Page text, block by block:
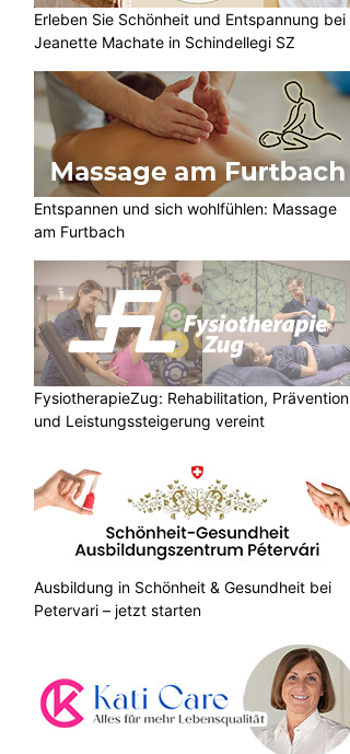
Erleben Sie Schönheit und Entspannung bei
Jeanette Machate in Schindellegi SZ
Entspannen und sich wohlfühlen: Massage
am Furtbach
FysiotherapieZug: Rehabilitation, Prävention
und Leistungssteigerung vereint
Ausbildung in Schönheit & Gesundheit bei
Petervari – jetzt starten